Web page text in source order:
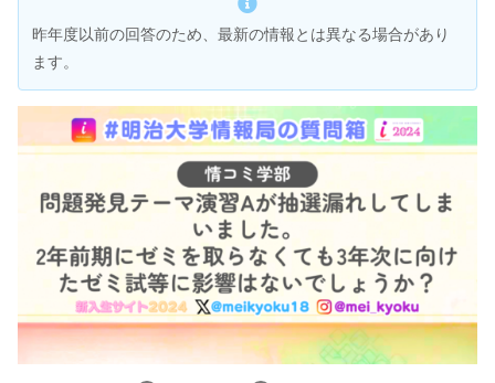
昨年度以前の回答のため、最新の情報とは異なる場合があり
ます。